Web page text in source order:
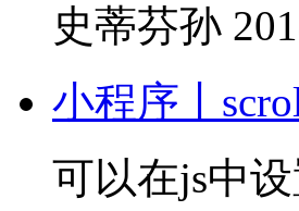
史蒂芬孙
小程序丨
可以在js中